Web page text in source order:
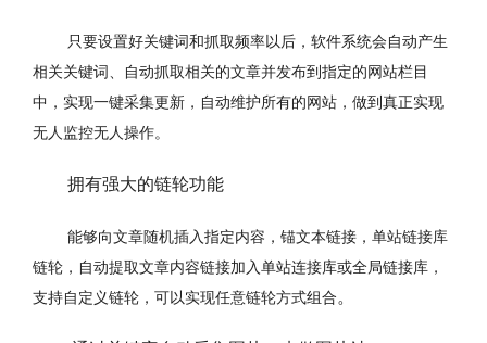
只要设置好关键词和抓取频率以后，软件系统会自动产生
相关关键词、自动抓取相关的文章并发布到指定的网站栏目
中，实现一键采集更新，自动维护所有的网站，做到真正实现
无人监控无人操作。
拥有强大的链轮功能
能够向文章随机插入指定内容，锚文本链接，单站链接库
链轮，自动提取文章内容链接加入单站连接库或全局链接库，
支持自定义链轮，可以实现任意链轮方式组合。